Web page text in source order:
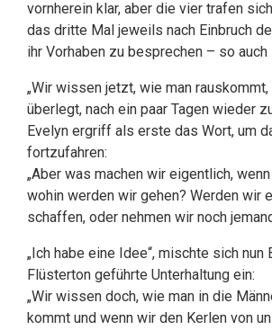
vornherein klar, aber die vier trafen
das dritte Mal jeweils nach Einbruch
ihr Vorhaben zu besprechen – so auch
„Wir wissen jetzt, wie man rauskommt,
überlegt, nach ein paar Tagen wieder
Evelyn ergriff als erste das Wort, um
fortzufahren:
„Aber was machen wir eigentlich,
wohin werden wir gehen? Werden wir
schaffen, oder nehmen wir noch
„Ich habe eine Idee“, mischte sich nun
Flüsterton geführte Unterhaltung ein:
„Wir wissen doch, wie man in die
kommt und wenn wir den Kerlen von